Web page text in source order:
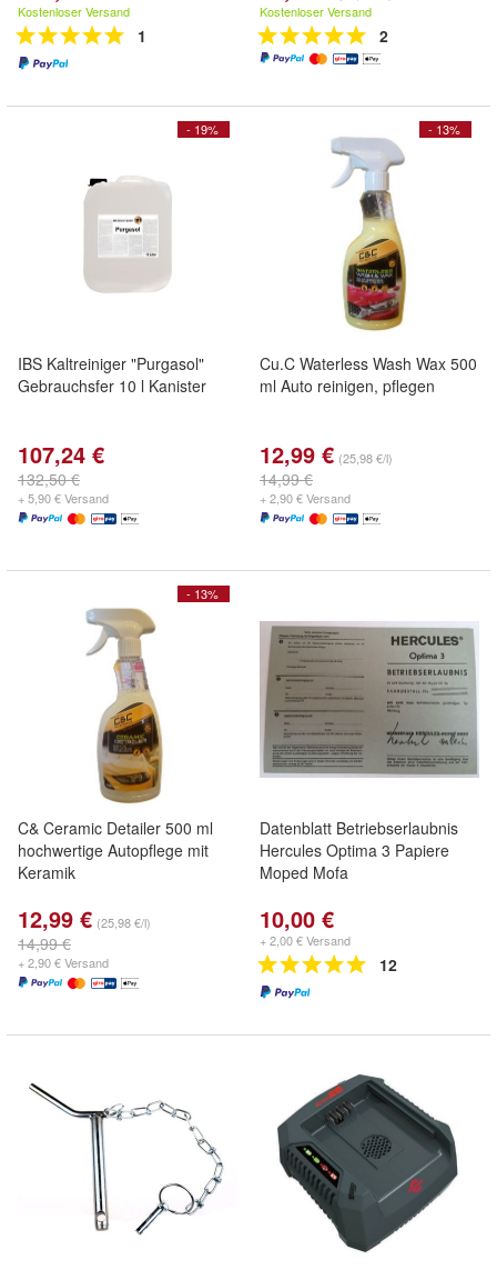
Kostenloser Versand
1
Kostenloser Versand
2
- 19%
IBS Kaltreiniger "Purgasol"
Gebrauchsfer 10 l Kanister
107,24 €
132,50 €
+ 5,90 € Versand
- 13%
Cu.C Waterless Wash Wax 500
ml Auto reinigen, pflegen
12,99 € (25,98 €/l)
14,99 €
+ 2,90 € Versand
- 13%
C& Ceramic Detailer 500 ml
hochwertige Autopflege mit
Keramik
12,99 € (25,98 €/l)
14,99 €
+ 2,90 € Versand
Datenblatt Betriebserlaubnis
Hercules Optima 3 Papiere
Moped Mofa
10,00 €
+ 2,00 € Versand
12